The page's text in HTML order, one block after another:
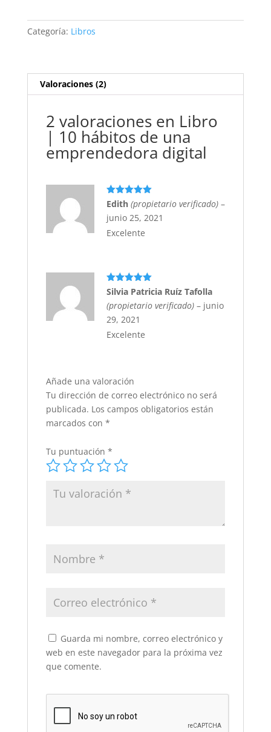
cantidad
Categoría: Libros
Valoraciones (2)
2 valoraciones en Libro
| 10 hábitos de una
emprendedora digital
Valorado
de 5
Edith (propietario verificado) –
junio 25, 2021
Excelente
Valorado
Silvia Patricia Ruíz Tafolla
(propietario verificado) – junio
29, 2021
Excelente
Añade una valoración
Tu dirección de correo electrónico no será
publicada. Los campos obligatorios están
marcados con *
Tu puntuación *
Guarda mi nombre, correo electrónico y
web en este navegador para la próxima vez
que comente.